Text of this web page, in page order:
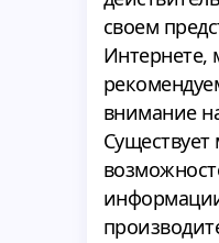
своем
Интернете,
внимание
Существует